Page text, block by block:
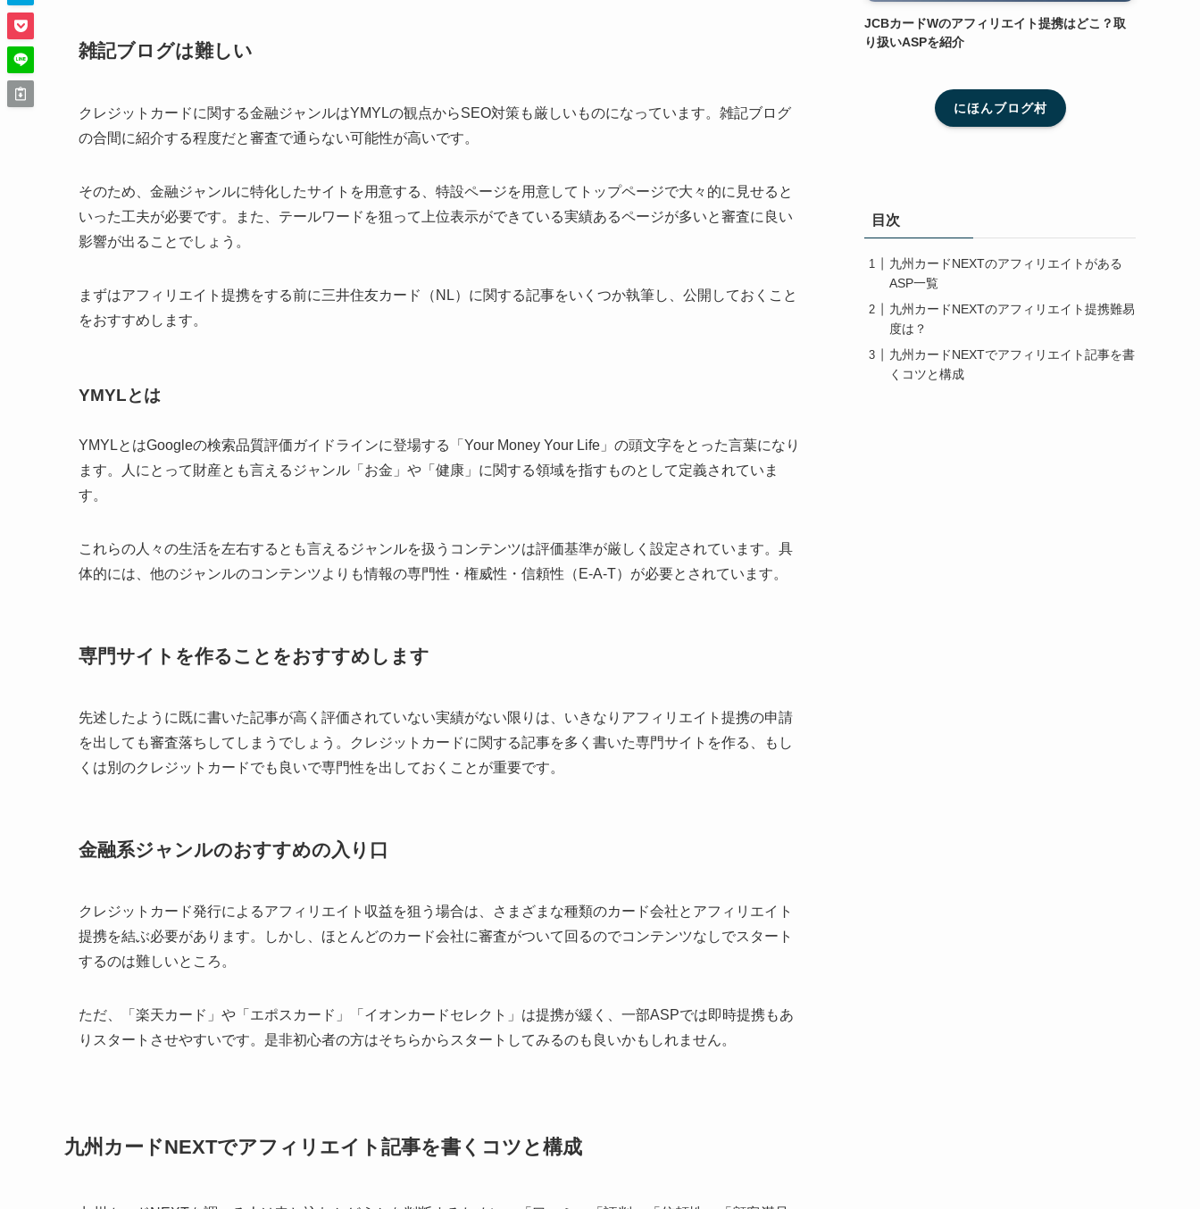
雑記ブログは難しい
クレジットカードに関する金融ジャンルはYMYLの観点からSEO対策も厳しいものになっています。雑記ブログ
の合間に紹介する程度だと審査で通らない可能性が高いです。
そのため、金融ジャンルに特化したサイトを用意する、特設ページを用意してトップページで大々的に見せると
いった工夫が必要です。また、テールワードを狙って上位表示ができている実績あるページが多いと審査に良い
影響が出ることでしょう。
まずはアフィリエイト提携をする前に三井住友カード（NL）に関する記事をいくつか執筆し、公開しておくこと
をおすすめします。
YMYLとは
YMYLとはGoogleの検索品質評価ガイドラインに登場する「Your Money Your Life」の頭文字をとった言葉になり
ます。人にとって財産とも言えるジャンル「お金」や「健康」に関する領域を指すものとして定義されていま
す。
これらの人々の生活を左右するとも言えるジャンルを扱うコンテンツは評価基準が厳しく設定されています。具
体的には、他のジャンルのコンテンツよりも情報の専門性・権威性・信頼性（E-A-T）が必要とされています。
専門サイトを作ることをおすすめします
先述したように既に書いた記事が高く評価されていない実績がない限りは、いきなりアフィリエイト提携の申請
を出しても審査落ちしてしまうでしょう。クレジットカードに関する記事を多く書いた専門サイトを作る、もし
くは別のクレジットカードでも良いで専門性を出しておくことが重要です。
金融系ジャンルのおすすめの入り口
クレジットカード発行によるアフィリエイト収益を狙う場合は、さまざまな種類のカード会社とアフィリエイト
提携を結ぶ必要があります。しかし、ほとんどのカード会社に審査がついて回るのでコンテンツなしでスタート
するのは難しいところ。
ただ、「楽天カード」や「エポスカード」「イオンカードセレクト」は提携が緩く、一部ASPでは即時提携もあ
りスタートさせやすいです。是非初心者の方はそちらからスタートしてみるのも良いかもしれません。
九州カードNEXTでアフィリエイト記事を書くコツと構成
JCBカードWのアフィリエイト提携はどこ？取
り扱いASPを紹介
にほんブログ村
目次
九州カードNEXTのアフィリエイトがある
ASP一覧
九州カードNEXTのアフィリエイト提携難易
度は？
九州カードNEXTでアフィリエイト記事を書
くコツと構成